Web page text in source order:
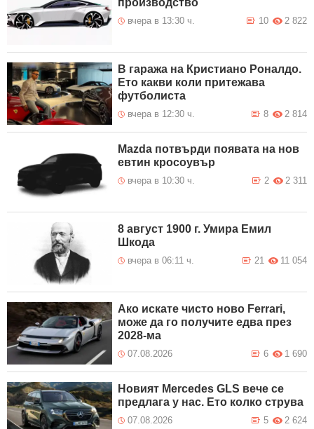
23:19
16 Своге – Ребърково в участъка
Гара Лакатник – Оплетня при км
при км 29+500 се осъществява
полиция.
8 Август 2026
22:50
Възстановено е движението по
път I-1 Видин – Монтана в
района на разклона за
Плешивец при км 64+160.
8 Август 2026
София посока София при км
129+200.
вчера в 13:30 ч. 2 822
10
В гаража на Кристиано Роналдо.
Ето какви коли притежава
футболиста
вчера в 12:30 ч. 2 814
8
Mazda потвърди появата на нов
евтин кросоувър
вчера в 10:30 ч. 2 311
2
8 август 1900 г. Умира Емил
Шкода
вчера в 06:11 ч. 11 054
21
Ако искате чисто ново Ferrari,
може да го получите едва през
2028-ма
07.08.2026 1 690
6
Новият Mercedes GLS вече се
предлага у нас. Ето колко струва
07.08.2026 2 624
5